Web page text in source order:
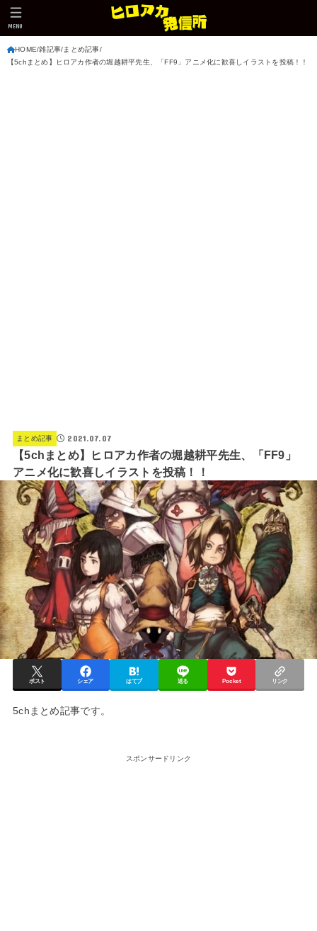
MENU
HOME 雑記事 まとめ記事
【5chまとめ】ヒロアカ作者の堀越耕平先生、「FF9」アニメ化に歓喜しイラストを投稿！！
まとめ記事 2021.07.07
【5chまとめ】ヒロアカ作者の堀越耕平先生、「FF9」
アニメ化に歓喜しイラストを投稿！！
ポスト シェア はてブ 送る Pocket リンク
5chまとめ記事です。
スポンサードリンク